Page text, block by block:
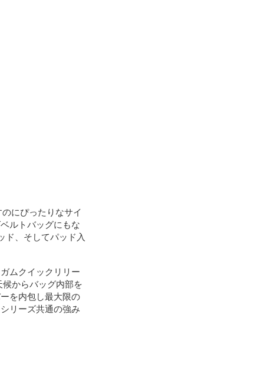
にぴったりなサイ
ルトバッグにもな
ド、そしてパッド入
ムクイックリリー
からバッグ内部を
を内包し最大限の
リーズ共通の強み